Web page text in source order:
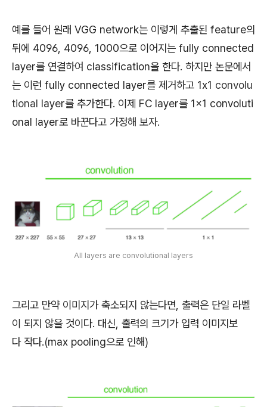
예를 들어 원래 VGG network는 이렇게 추출된 feature의
뒤에 4096, 4096, 1000으로 이어지는 fully connected
layer를 연결하여 classification을 한다. 하지만 논문에서
는 이런 fully connected layer를 제거하고 1x1 convolu
tional layer를 추가한다. 이제 FC layer를 1×1 convoluti
onal layer로 바꾼다고 가정해 보자.
All layers are convolutional layers
그리고 만약 이미지가 축소되지 않는다면, 출력은 단일 라벨
이 되지 않을 것이다. 대신, 출력의 크기가 입력 이미지보
다 작다.(max pooling으로 인해)